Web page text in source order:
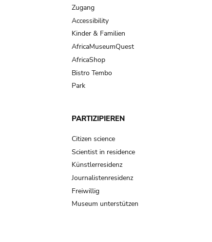
Zugang
Accessibility
Kinder & Familien
AfricaMuseumQuest
AfricaShop
Bistro Tembo
Park
PARTIZIPIEREN
Citizen science
Scientist in residence
Künstlerresidenz
Journalistenresidenz
Freiwillig
Museum unterstützen